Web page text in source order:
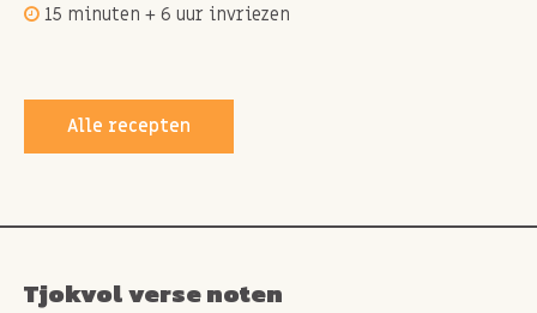
15 minuten + 6 uur invriezen
Alle recepten
Tjokvol verse noten